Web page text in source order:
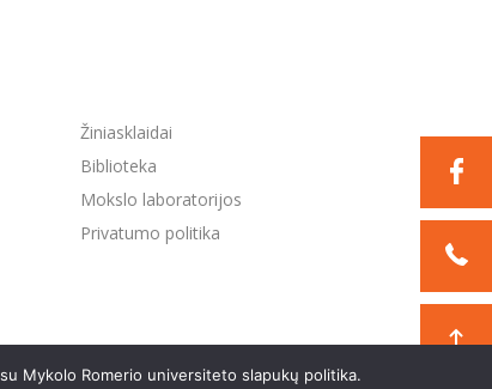
Žiniasklaidai
Biblioteka
Mokslo laboratorijos
Privatumo politika
Mykolo Romerio universiteto slapukų politika.